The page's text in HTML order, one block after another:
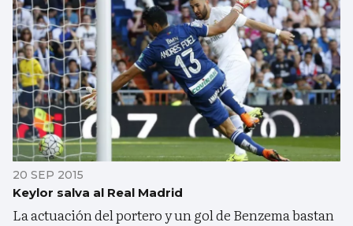
20 SEP 2015
Keylor salva al Real Madrid
La actuación del portero y un gol de Benzema bastan